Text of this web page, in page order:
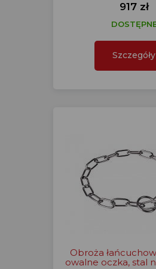
917 zł
Szczegóły
Obroża
owalne oczka, stal